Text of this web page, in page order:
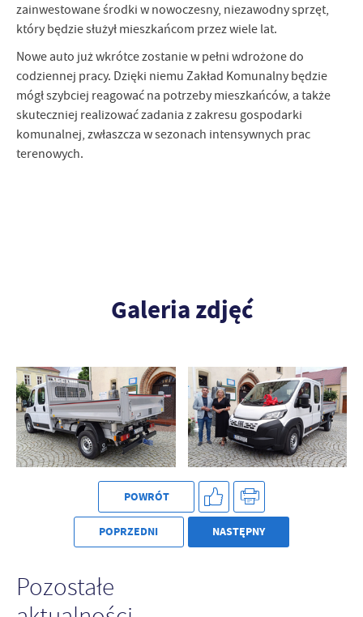
zainwestowane środki w nowoczesny, niezawodny sprzęt,
który będzie służył mieszkańcom przez wiele lat.
Nowe auto już wkrótce zostanie w pełni wdrożone do
codziennej pracy. Dzięki niemu Zakład Komunalny będzie
mógł szybciej reagować na potrzeby mieszkańców, a także
skuteczniej realizować zadania z zakresu gospodarki
komunalnej, zwłaszcza w sezonach intensywnych prac
terenowych.
Galeria zdjęć
POWRÓT
POPRZEDNI NASTĘPNY
Pozostałe